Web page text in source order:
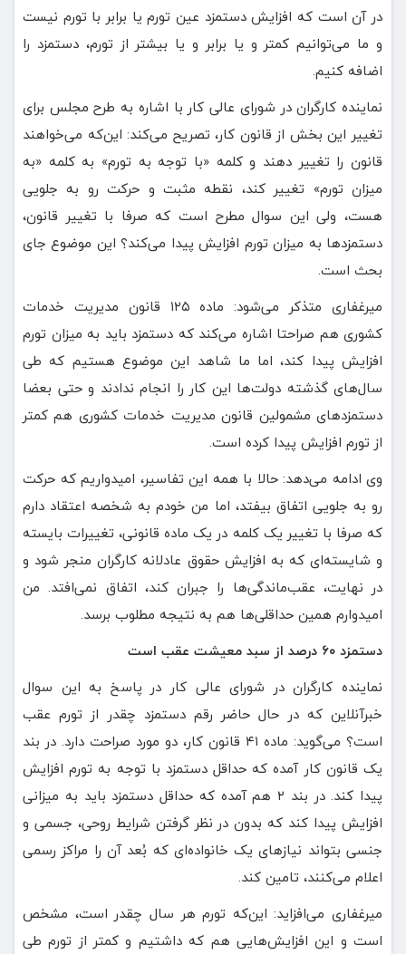
در آن است که افزایش دستمزد عین تورم یا برابر با تورم نیست
و ما می‌توانیم کمتر و یا برابر و یا بیشتر از تورم، دستمزد را
اضافه کنیم.
نماینده کارگران در شورای عالی کار با اشاره به طرح مجلس برای
تغییر این بخش از قانون کار، تصریح می‌کند: این‌که می‌خواهند
قانون را تغییر دهند و کلمه «با توجه به تورم» به کلمه «به
میزان تورم» تغییر کند، نقطه مثبت و حرکت رو به جلویی
هست، ولی این سوال مطرح است که صرفا با تغییر قانون،
دستمزدها به میزان تورم افزایش پیدا می‌کند؟ این موضوع جای
بحث است.
میرغفاری متذکر می‌شود: ماده ۱۲۵ قانون مدیریت خدمات
کشوری هم صراحتا اشاره می‌کند که دستمزد باید به میزان تورم
افزایش پیدا کند، اما ما شاهد این موضوع هستیم که طی
سال‌های گذشته دولت‌ها این کار را انجام ندادند و حتی بعضا
دستمزدهای مشمولین قانون مدیریت خدمات کشوری هم کمتر
از تورم افزایش پیدا کرده است.
وی ادامه می‌دهد: حالا با همه این تفاسیر، امیدواریم که حرکت
رو به جلویی اتفاق بیفتد، اما من خودم به شخصه اعتقاد دارم
که صرفا با تغییر یک کلمه در یک ماده قانونی، تغییرات بایسته
و شایسته‌ای که به افزایش حقوق عادلانه کارگران منجر شود و
در نهایت، عقب‌ماندگی‌ها را جبران کند، اتفاق نمی‌افتد. من
امیدوارم همین حداقلی‌ها هم به نتیجه مطلوب برسد.
دستمزد ۶۰ درصد از سبد معیشت عقب است
نماینده کارگران در شورای عالی کار در پاسخ به این سوال
خبرآنلاین که در حال حاضر رقم دستمزد چقدر از تورم عقب
است؟ می‌گوید: ماده ۴۱ قانون کار، دو مورد صراحت دارد. در بند
یک قانون کار آمده که حداقل دستمزد با توجه به تورم افزایش
پیدا کند. در بند ۲ هم آمده که حداقل دستمزد باید به میزانی
افزایش پیدا کند که بدون در نظر گرفتن شرایط روحی، جسمی و
جنسی بتواند نیازهای یک خانواده‌ای که بُعد آن را مراکز رسمی
اعلام می‌کنند، تامین کند.
میرغفاری می‌افزاید: این‌که تورم هر سال چقدر است، مشخص
است و این افزایش‌هایی هم که داشتیم و کمتر از تورم طی